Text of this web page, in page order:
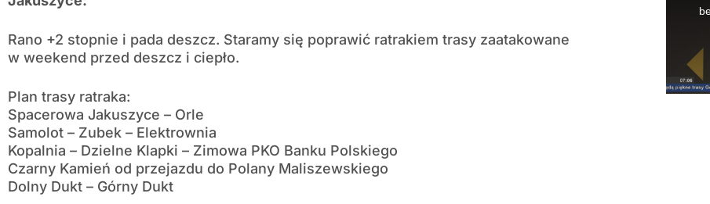
Rano +2 stopnie i pada deszcz. Staramy się poprawić ratrakiem trasy zaatakowane
w weekend przed deszcz i ciepło.
Plan trasy ratraka:
Spacerowa Jakuszyce – Orle
Samolot – Zubek – Elektrownia
Kopalnia – Dzielne Klapki – Zimowa PKO Banku Polskiego
Czarny Kamień od przejazdu do Polany Maliszewskiego
Dolny Dukt – Górny Dukt